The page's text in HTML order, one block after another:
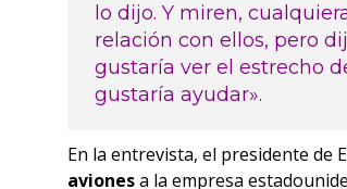
lo dijo. Y miren,
relación con ellos, pero
gustaría ver el estrecho
gustaría ayudar».
En la entrevista, el presidente de
avionesa la empresa